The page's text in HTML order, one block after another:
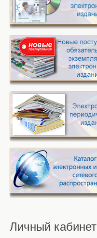
Личный кабинет